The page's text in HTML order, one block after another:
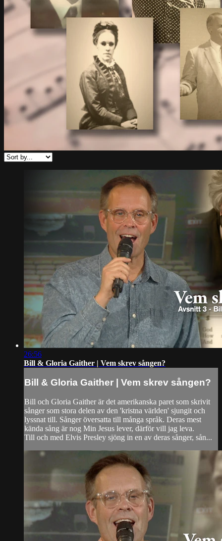
26:56
Bill & Gloria Gaither | Vem skrev sången?
Bill & Gloria Gaither | Vem skrev sången?
Bill och Gloria Gaither är det amerikanska paret som skrivit
sånger som stora delen av den 'kristna världen' sjungit och
lyssnat till. Sånger översatta till många språk. Deras mest
kända sång är nog Min Jesus lever, därför vill jag leva.
Till och med Elvis Presley sjöng in en av deras sånger, sån...